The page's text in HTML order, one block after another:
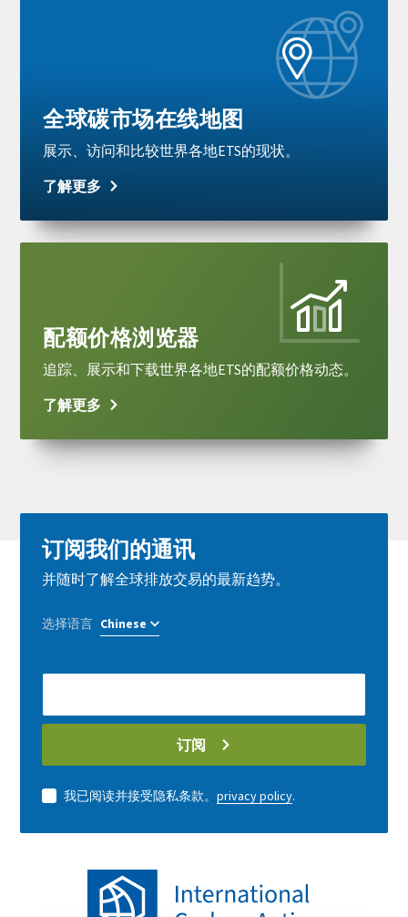
全球碳市场在线地图
展示、访问和比较世界各地ETS的现状。
了解更多
配额价格浏览器
追踪、展示和下载世界各地ETS的配额价格动态。
了解更多
订阅我们的通讯
并随时了解全球排放交易的最新趋势。
选择语言
E-
address
订阅
我已阅读并接受隐私条款。 privacy policy.